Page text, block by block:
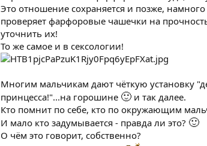
Это отношение сохраняется и позже,
проверяет фарфоровые чашечки на
уточнить их!
То же самое и в сексологии!
Многим мальчикам дают чёткую установку
принцесса!"...на горошине 🙂 и так далее.
Кто помнит по себе, кто по окружающим
И мало кто задумывается - правда ли это? 🙂
О чём это говорит, собственно?